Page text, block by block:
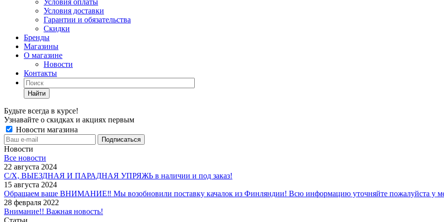
Условия оплаты
Условия доставки
Гарантии и обязательства
Скидки
Бренды
Магазины
О магазине
Новости
Контакты
Найти
Будьте всегда в курсе!
Узнавайте о скидках и акциях первым
Новости магазина
Новости
Все новости
22 августа 2024
С/Х, ВЫЕЗДНАЯ И ПАРАДНАЯ УПРЯЖЬ в наличии и под заказ!
15 августа 2024
Обращаем ваше ВНИМАНИЕ‼ Мы возобновили поставку качалок из Финляндии! Всю информацию уточняйте пожалуйста у
28 февраля 2022
Внимание!! Важная новость!
Статьи